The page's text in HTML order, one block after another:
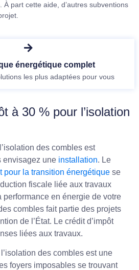
part cette aide, d’autres subventions
énergétique complet
les plus adaptées pour vous
à 30 % pour l’isolation
des combles est
envisagez uneinstallation. Le
pour la transition énergétiquese
fiscale liée aux travaux
en énergie de votre
combles fait partie des projets
de l’État. Le crédit d’impôt
liées aux travaux.
des combles est une
foyers imposables se trouvant